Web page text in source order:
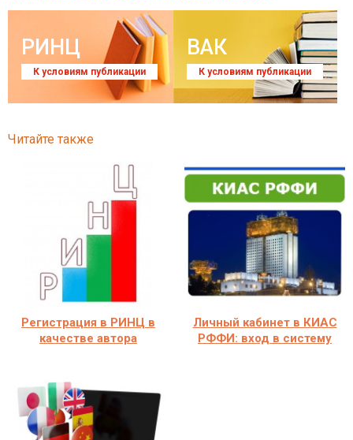
РИНЦ
К условиям публикации
ВАК
К условиям публикации
Читайте также
Регистрация в РИНЦ в
качестве автора
Личный кабинет в КИАС
РФФИ: вход в систему